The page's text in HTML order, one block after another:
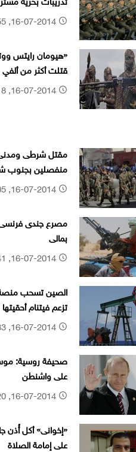
تدريبات بحرية
«هيومان رايتس
أشهر
مقتل شرطى
منفصلين بجنوب
مصرع جندى فرنسى
بمالى
الصين تسحب
تزعم فيتنام أحقيتها
صحيفة روسية:
على واشنطن
«إخوانى» أكل أُذن
على إمامة الصلاة